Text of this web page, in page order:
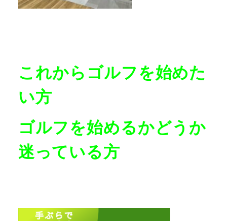
これからゴルフを始めた
い方
ゴルフを始めるかどうか
迷っている方